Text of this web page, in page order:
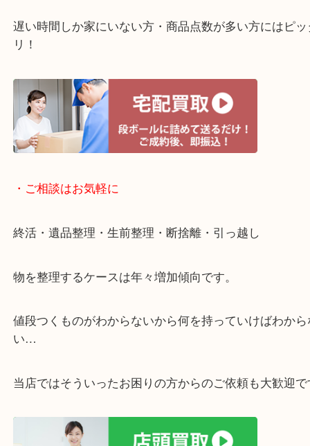
リ！
・ご相談はお気軽に
終活・遺品整理・生前整理・断捨離・引っ越し